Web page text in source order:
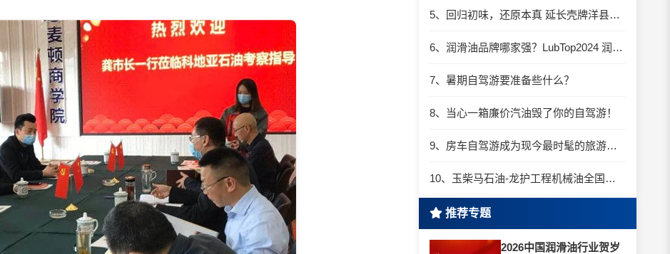
5、回归初味，还原本真 延长壳牌洋县踏春自驾游
6、润滑油品牌哪家强？LubTop2024 润滑油总评榜荣耀张榜
7、暑期自驾游要准备些什么？
8、当心一箱廉价汽油毁了你的自驾游！
9、房车自驾游成为现今最时髦的旅游方式
10、玉柴马石油-龙护工程机械油全国招商丨卓越的品质，专业的品牌！
推荐专题
2026中国润滑油行业贺岁